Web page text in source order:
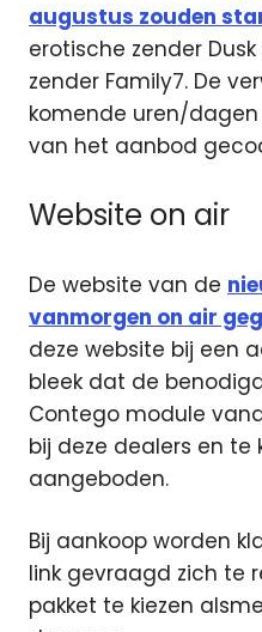
augustus zouden
erotische zender
zender Family7. De
komende uren/
van het aanbod
Website on air
De website van de
vanmorgen on air
deze website bij een
bleek dat de
Contego module
bij deze dealers en te
aangeboden.
Bij aankoop worden
link gevraagd zich te
pakket te kiezen